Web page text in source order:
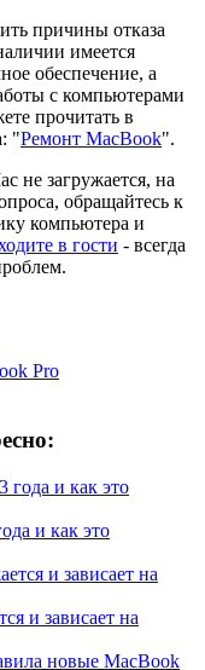
причины отказа
имеется
обеспечение, а
с компьютерами
прочитать в
"Ремонт MacBook".
не загружается, на
обращайтесь к
компьютера и
в гости - всегда
Pro
и как это
и зависает на